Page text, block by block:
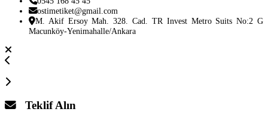
ostimetiket@gmail.com
M. Akif Ersoy Mah. 328. Cad. TR Invest Metro Suits No:2 G
Macunköy-Yenimahalle/Ankara
Teklif Alın